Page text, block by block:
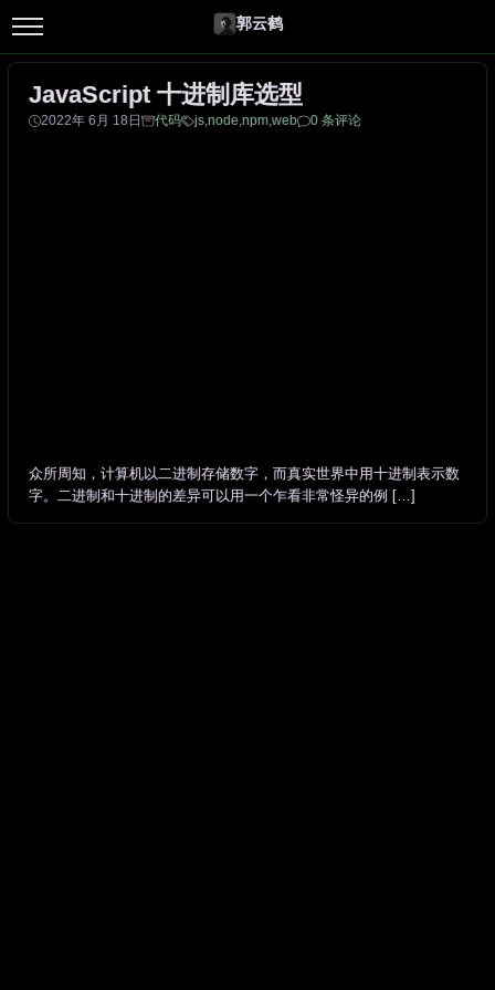
郭云鹤
JavaScript 十进制库选型
2022年 6月 18日 代码 js,node,npm,web 0 条评论
众所周知，计算机以二进制存储数字，而真实世界中用十进制表示数
字。二进制和十进制的差异可以用一个乍看非常怪异的例 […]